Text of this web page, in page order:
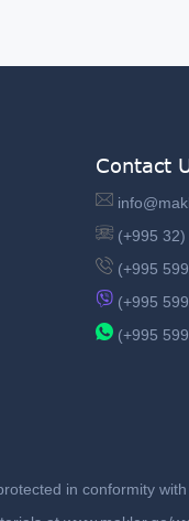
Contact
(+995
(+995
(+995
(+995
in conformity